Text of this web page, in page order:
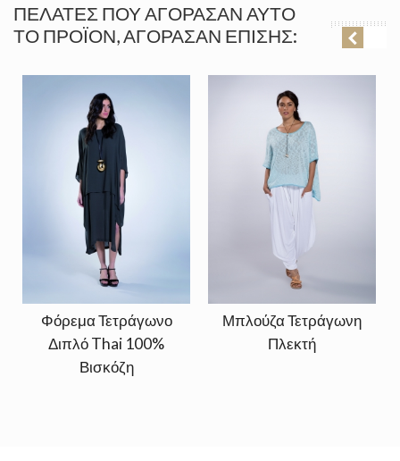
ΠΕΛΆΤΕΣ ΠΟΥ ΑΓΌΡΑΣΑΝ ΑΥΤΌ
ΤΟ ΠΡΟΪΌΝ, ΑΓΌΡΑΣΑΝ ΕΠΊΣΗΣ:
Φόρεμα Τετράγωνο
Διπλό Thai 100%
Βισκόζη
Μπλούζα Τετράγωνη
Πλεκτή